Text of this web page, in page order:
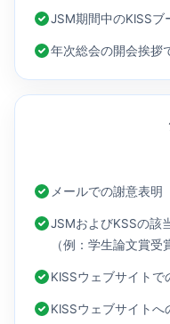
JSM期間中のKISSブ
年次総会の開会挨拶
メールでの謝意表明
JSMおよびKSSの該
（例：学生論文賞受
KISSウェブサイトで
KISSウェブサイトへ